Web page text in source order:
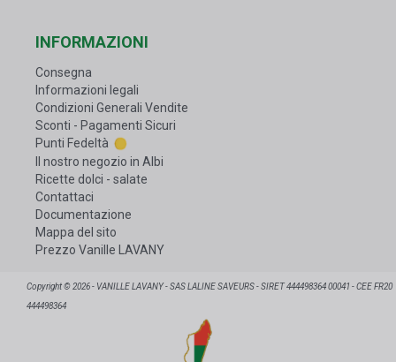
INFORMAZIONI
Consegna
Informazioni legali
Condizioni Generali Vendite
Sconti - Pagamenti Sicuri
Punti Fedeltà
Il nostro negozio in Albi
Ricette dolci - salate
Contattaci
Documentazione
Mappa del sito
Prezzo Vanille LAVANY
Copyright © 2026 - VANILLE LAVANY - SAS LALINE SAVEURS - SIRET 444498364 00041 - CEE FR20
444498364